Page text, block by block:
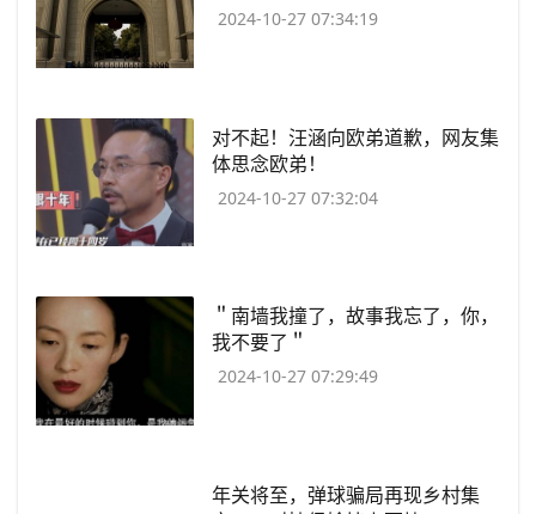
2024-10-27 07:34:19
​对不起！汪涵向欧弟道歉，网友集
体思念欧弟！
2024-10-27 07:32:04
​＂南墙我撞了，故事我忘了，你，
我不要了＂
2024-10-27 07:29:49
​年关将至，弹球骗局再现乡村集